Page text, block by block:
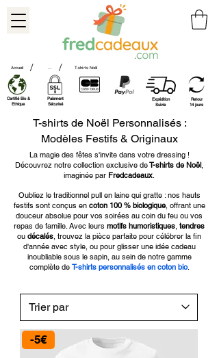
Accueil / / T-shirts Noël
Certifié Bio &
Ethique
Retour
14 jours
Expédition
Suivie
Paiement
Sécurisé
T-shirts de Noël Personnalisés :
Modèles Festifs & Originaux
La magie des fêtes s'invite dans votre dressing !
Découvrez notre collection exclusive deT-shirts de Noël,
imaginée par Fredcadeaux
Oubliez le traditionnel pull en laine qui gratte : nos hauts
festifs sont conçus en coton 100 % biologique, offrant une
douceur absolue pour vos soirées au coin du feu ou vos
repas de famille. Avec leurs motifs humoristiques tendres
ou décalés , trouvez la pièce parfaite pour célébrer la fin
d'année avec style, ou pour glisser une idée cadeau
inoubliable sous le sapin, au sein de notre gamme
complète de T-shirts personnalisés en coton bio.
-5€